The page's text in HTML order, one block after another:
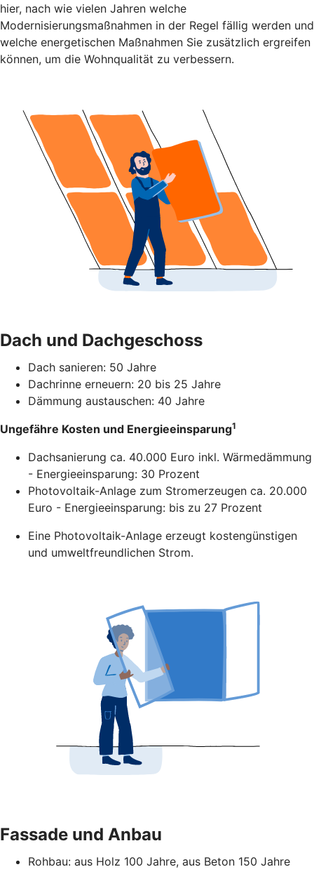
hier, nach wie vielen Jahren welche
Modernisierungsmaßnahmen in der Regel fällig werden und
welche energetischen Maßnahmen Sie zusätzlich ergreifen
können, um die Wohnqualität zu verbessern.
Dach und Dachgeschoss
Dach sanieren: 50 Jahre
Dachrinne erneuern: 20 bis 25 Jahre
Dämmung austauschen: 40 Jahre
Ungefähre Kosten und Energieeinsparung1
Dachsanierung ca. 40.000 Euro inkl. Wärmedämmung
- Energieeinsparung: 30 Prozent
Photovoltaik-Anlage zum Stromerzeugen ca. 20.000
Euro - Energieeinsparung: bis zu 27 Prozent
Eine Photovoltaik-Anlage erzeugt kostengünstigen
und umweltfreundlichen Strom.
Fassade und Anbau
Rohbau: aus Holz 100 Jahre, aus Beton 150 Jahre